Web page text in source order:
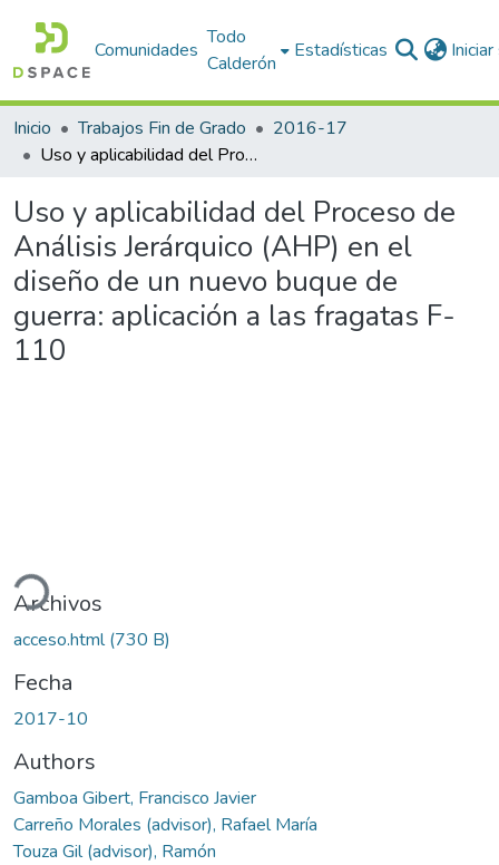
Comunidades
Todo
Calderón
Estadísticas
Inicio Trabajos Fin de Grado
2016-17
Uso y aplicabilidad del Proceso de Análisis Jerárquico (AHP) en el diseño de un nuevo buque de guerra: aplicación a las fragatas F-110
Uso y aplicabilidad del Proceso de
Análisis Jerárquico (AHP) en el
diseño de un nuevo buque de
guerra: aplicación a las fragatas F-
110
Archivos
acceso.html(730 B)
Fecha
2017-10
Authors
Gamboa Gibert, Francisco Javier
Carreño Morales (advisor), Rafael María
Touza Gil (advisor), Ramón